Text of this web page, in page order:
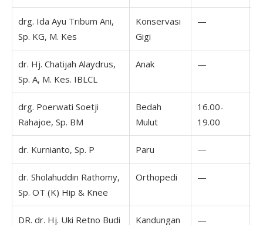
drg. Ida Ayu Tribum Ani,
Sp. KG, M. Kes
Konservasi
Gigi
—
dr. Hj. Chatijah Alaydrus,
Sp. A, M. Kes. IBLCL
Anak —
drg. Poerwati Soetji
Rahajoe, Sp. BM
Bedah
Mulut
16.00-
19.00
dr. Kurnianto, Sp. P Paru —
dr. Sholahuddin Rathomy,
Sp. OT (K) Hip & Knee
Orthopedi —
DR. dr. Hj. Uki Retno Budi
Kandungan
—